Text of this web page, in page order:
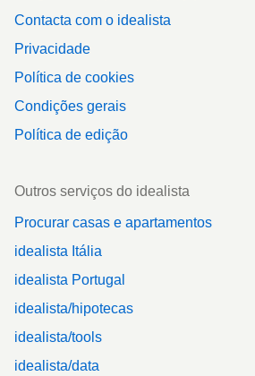
Contacta com o idealista
Privacidade
Política de cookies
Condições gerais
Política de edição
Outros serviços do idealista
Procurar casas e apartamentos
idealista Itália
idealista Portugal
idealista/hipotecas
idealista/tools
idealista/data